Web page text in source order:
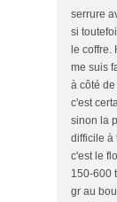
serrure
si
le coffre.
me suis
à côté
c'est
sinon la
difficile à
c'est le
150-600
gr au